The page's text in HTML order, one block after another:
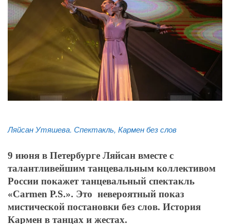
Ляйсан Утяшева. Спектакль, Кармен без слов
9 июня в Петербурге Ляйсан вместе с
талантливейшим танцевальным коллективом
России покажет танцевальный спектакль
«Carmen P.S.». Это невероятный показ
мистической постановки без слов. История
Кармен в танцах и жестах.